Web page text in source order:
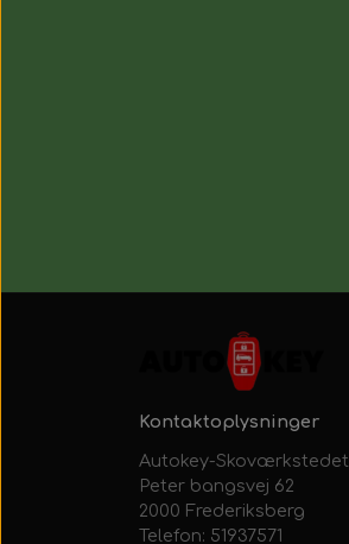
Kontaktoplysninger
Autokey-Skoværkstedet
Peter bangsvej 62
2000 Frederiksberg
Telefon: 51937571